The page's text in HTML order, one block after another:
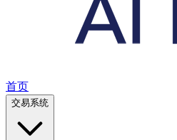
首页
交易系统